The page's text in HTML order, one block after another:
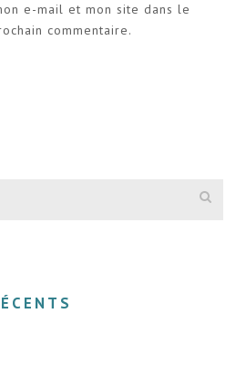
e-mail et mon site dans le
commentaire.